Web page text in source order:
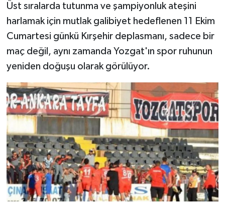
Üst sıralarda tutunma ve şampiyonluk ateşini
harlamak için mutlak galibiyet hedeflenen 11 Ekim
Cumartesi günkü Kırşehir deplasmanı, sadece bir
maç değil, aynı zamanda Yozgat'ın spor ruhunun
yeniden doğuşu olarak görülüyor.